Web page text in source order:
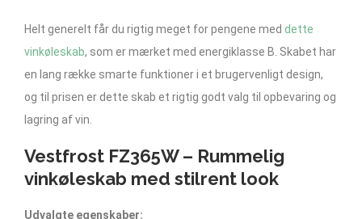
Helt generelt får du rigtig meget for pengene med dette
vinkøleskab, som er mærket med energiklasse B. Skabet har
en lang række smarte funktioner i et brugervenligt design,
og til prisen er dette skab et rigtig godt valg til opbevaring og
lagring af vin.
Vestfrost FZ365W – Rummelig
vinkøleskab med stilrent look
Udvalgte egenskaber: